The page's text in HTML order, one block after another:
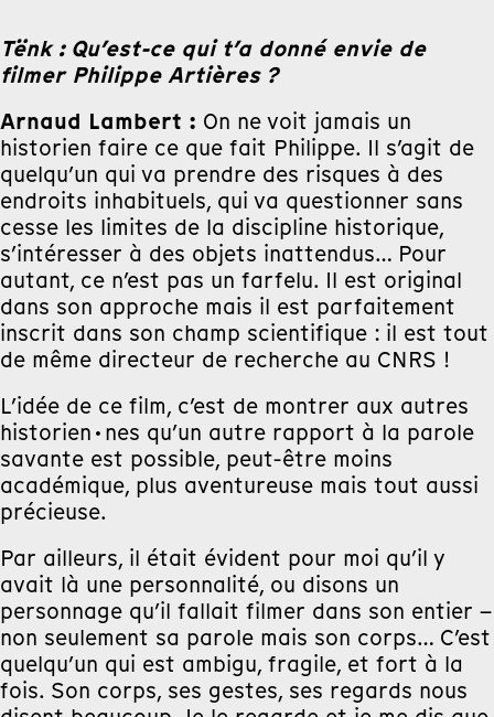
Tënk : Qu’est-ce qui t’a donné envie de
filmer Philippe Artières ?
Arnaud Lambert : On ne voit jamais un
historien faire ce que fait Philippe. Il s’agit de
quelqu’un qui va prendre des risques à des
endroits inhabituels, qui va questionner sans
cesse les limites de la discipline historique,
s’intéresser à des objets inattendus… Pour
autant, ce n’est pas un farfelu. Il est original
dans son approche mais il est parfaitement
inscrit dans son champ scientifique : il est tout
de même directeur de recherche au CNRS !
L’idée de ce film, c’est de montrer aux autres
historien·nes qu’un autre rapport à la parole
savante est possible, peut-être moins
académique, plus aventureuse mais tout aussi
précieuse.
Par ailleurs, il était évident pour moi qu’il y
avait là une personnalité, ou disons un
personnage qu’il fallait filmer dans son entier –
non seulement sa parole mais son corps… C’est
quelqu’un qui est ambigu, fragile, et fort à la
fois. Son corps, ses gestes, ses regards nous